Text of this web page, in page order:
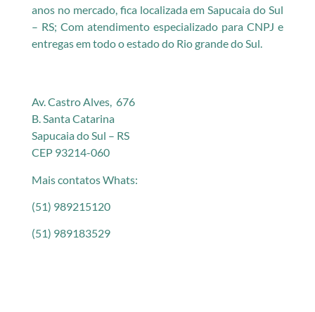
anos no mercado, fica localizada em Sapucaia do Sul
– RS; Com atendimento especializado para CNPJ e
entregas em todo o estado do Rio grande do Sul.
Av. Castro Alves, 676
B. Santa Catarina
Sapucaia do Sul – RS
CEP 93214-060
Mais contatos Whats:
(51) 989215120
(51) 989183529